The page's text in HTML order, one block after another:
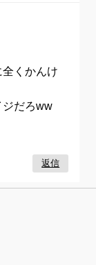
くかんけ
ジだろww
返信